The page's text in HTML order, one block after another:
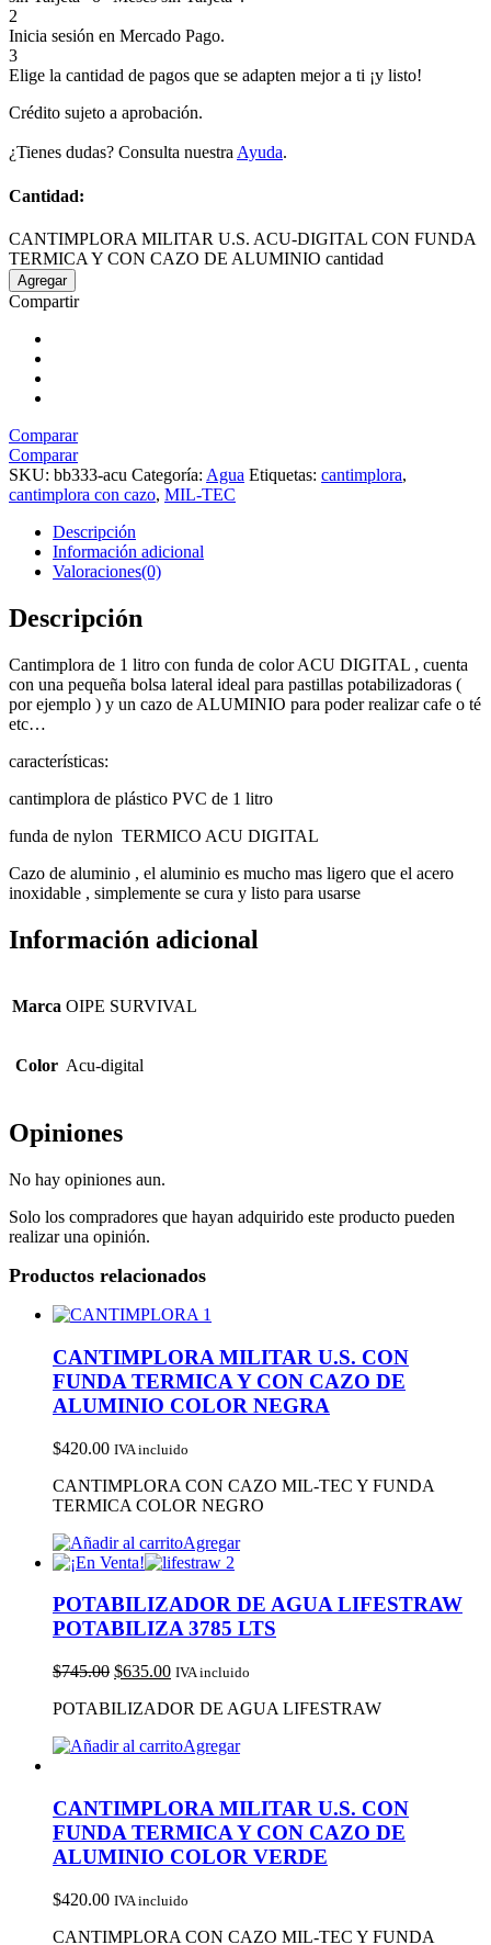
2
Inicia sesión en Mercado Pago.
3
Elige la cantidad de pagos que se adapten mejor a ti ¡y listo!
Crédito sujeto a aprobación.
¿Tienes dudas? Consulta nuestra Ayuda.
Cantidad:
CANTIMPLORA MILITAR U.S. ACU-DIGITAL CON FUNDA
TERMICA Y CON CAZO DE ALUMINIO cantidad
Agregar
Compartir
Comparar
Comparar
SKU: bb333-acu Categoría: Agua Etiquetas: cantimplora,
cantimplora con cazo, MIL-TEC
Descripción
Información adicional
Valoraciones(0)
Descripción
Cantimplora de 1 litro con funda de color ACU DIGITAL , cuenta
con una pequeña bolsa lateral ideal para pastillas potabilizadoras (
por ejemplo ) y un cazo de ALUMINIO para poder realizar cafe o té
etc…
características:
cantimplora de plástico PVC de 1 litro
funda de nylon TERMICO ACU DIGITAL
Cazo de aluminio , el aluminio es mucho mas ligero que el acero
inoxidable , simplemente se cura y listo para usarse
Información adicional
Marca OIPE SURVIVAL
Color Acu-digital
Opiniones
No hay opiniones aun.
Solo los compradores que hayan adquirido este producto pueden
realizar una opinión.
Productos relacionados
CANTIMPLORA MILITAR U.S. CON
FUNDA TERMICA Y CON CAZO DE
ALUMINIO COLOR NEGRA
$420.00 IVA incluido
CANTIMPLORA CON CAZO MIL-TEC Y FUNDA
TERMICA COLOR NEGRO
Agregar
POTABILIZADOR DE AGUA LIFESTRAW
POTABILIZA 3785 LTS
$745.00 $635.00 IVA incluido
POTABILIZADOR DE AGUA LIFESTRAW
Agregar
CANTIMPLORA MILITAR U.S. CON
FUNDA TERMICA Y CON CAZO DE
ALUMINIO COLOR VERDE
$420.00 IVA incluido
CANTIMPLORA CON CAZO MIL-TEC Y FUNDA